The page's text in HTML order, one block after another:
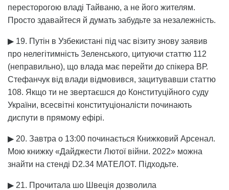
пересторогою владі Тайваню, а не його жителям.
Просто здавайтеся й думать забудьте за незалежність.
▶ 19. Путін в Узбекистані під час візиту знову заявив
про нелегітимність Зеленського, цитуючи статтю 112
(неправильно), що влада має перейти до спікера ВР.
Стефанчук від влади відмовився, зацитувавши статтю
108. Якщо ти не звертаєшся до Конституційного суду
України, всесвітні конституціоналісти починають
диспути в прямому ефірі.
▶ 20. Завтра о 13:00 починається Книжковий Арсенал.
Мою книжку «Дайджести Лютої війни. 2022» можна
знайти на стенді D2.34 МАТЕЛОТ. Підходьте.
▶ 21. Прочитала шо Швеція дозволила